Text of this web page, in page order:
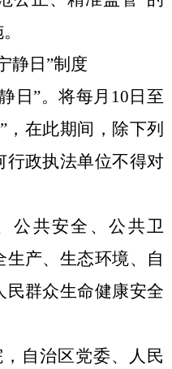
静日”制度
日”。将每月 10 日至
”，在此期间，除下列
行政执法单位不得对
公共安全、公共卫
产、生态环境、自
民群众生命健康安全
，自治区党委、人民